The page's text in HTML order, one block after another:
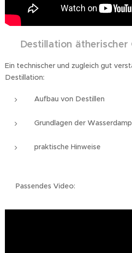
Destillation ätherischer
Ein technischer und zugleich gut
Destillation:
Aufbau von Destillen
Grundlagen der
praktische Hinweise
👉 Passendes Video: